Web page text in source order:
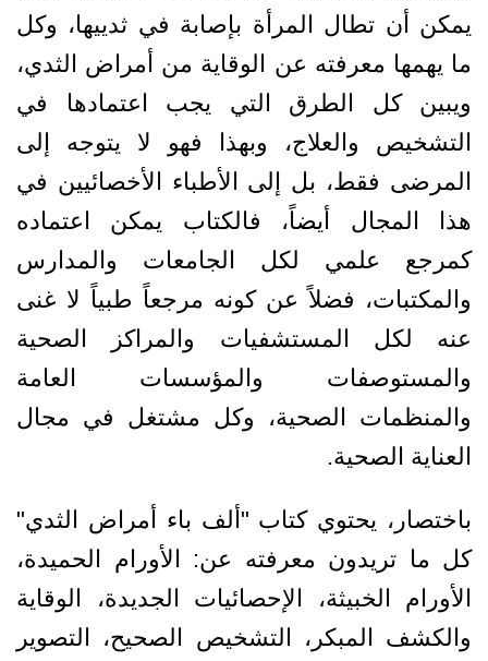
يمكن أن تطال المرأة بإصابة في ثدييها، وكل
ما يهمها معرفته عن الوقاية من أمراض الثدي،
ويبين كل الطرق التي يجب اعتمادها في
التشخيص والعلاج، وبهذا فهو لا يتوجه إلى
المرضى فقط، بل إلى الأطباء الأخصائيين في
هذا المجال أيضاً، فالكتاب يمكن اعتماده
كمرجع علمي لكل الجامعات والمدارس
والمكتبات، فضلاً عن كونه مرجعاً طبياً لا غنى
عنه لكل المستشفيات والمراكز الصحية
والمستوصفات والمؤسسات العامة
والمنظمات الصحية، وكل مشتغل في مجال
العناية الصحية.
باختصار، يحتوي كتاب "ألف باء أمراض الثدي"
كل ما تريدون معرفته عن: الأورام الحميدة،
الأورام الخبيثة، الإحصائيات الجديدة، الوقاية
والكشف المبكر، التشخيص الصحيح، التصوير